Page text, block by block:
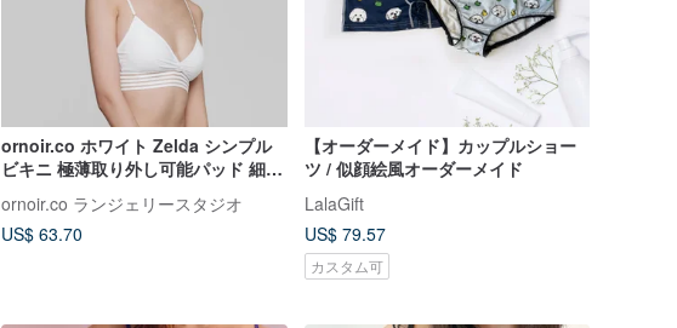
ornoir.co ホワイト Zelda シンプル
ビキニ 極薄取り外し可能パッド 細ス
トラップ ノンワイヤーブラ
ornoir.co ランジェリースタジオ
US$ 63.70
【オーダーメイド】カップルショー
ツ / 似顔絵風オーダーメイド
LalaGift
US$ 79.57
カスタム可